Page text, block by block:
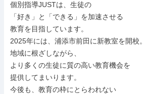
個別指導JUSTは、生徒の
「好き」と「できる」を加速させる
教育を目指しています。
2025年には、浦添市前田に新教室を開校。
地域に根ざしながら、
より多くの生徒に質の高い教育機会を
提供してまいります。
今後も、教育の枠にとらわれない